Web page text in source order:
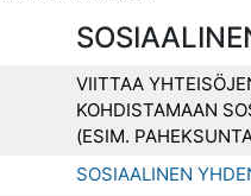
VIITTAA
KOHDISTAMAAN
(ESIM.
SOSIAALINEN